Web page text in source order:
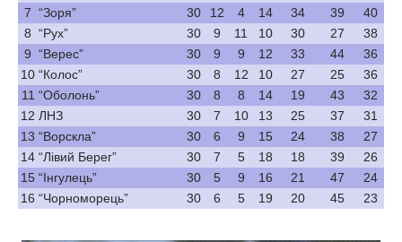
7 “Зоря” 30 12 4 14 34 39
40
8 “Рух” 30 9 11 10 30 27
38
9 “Верес” 30 9 9 12 33 44
36
10 “Колос” 30 8 12 10 27 25
36
11 “Оболонь” 30 8 8 14 19 43
32
12 ЛНЗ 30 7 10 13 25 37
31
13 “Ворскла” 30 6 9 15 24 38
27
14 “Лівий Берег” 30 7 5 18 18 39
26
15 “Інгулець” 30 5 9 16 21 47
24
16 “Чорноморець” 30 6 5 19 20 45 23